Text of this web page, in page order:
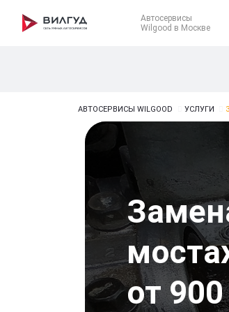
Автосервисы
Wilgood в Москве
АВТОСЕРВИСЫ WILGOOD УСЛУГИ
от